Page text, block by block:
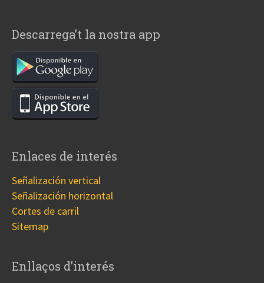
Descarrega’t la nostra app
Enlaces de interés
Señalización vertical
Señalización horizontal
Cortes de carril
Sitemap
Enllaços d’interés